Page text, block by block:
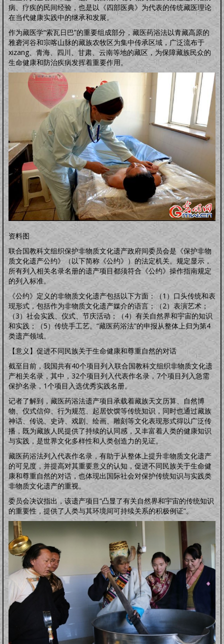
日常消毒
病、疗疾的民间经验，也是以《四部医典》为代表的传统藏医理论
在当代健康实践中的继承和发展。
作为藏医学“索瓦日巴”的重要组成部分，藏医药浴法以青藏高原的
雅砻河谷和宗喀山脉的藏族农牧区为集中传承区域，广泛流布于
xizang、青海、四川、甘肃、云南等地的藏区，为保障藏族民众的
生命健康和防治疾病发挥着重要作用。
资料图
联合国教科文组织保护非物质文化遗产政府间委员会是《保护非物
质文化遗产公约》（以下简称《公约》）的法定机关。规定显示，
所有列入相关名录名册的遗产项目都须符合《公约》操作指南规定
的列入标准。
《公约》定义的非物质文化遗产包括以下方面：（1）口头传统和表
现形式，包括作为非物质文化遗产媒介的语言；（2）表演艺术；
（3）社会实践、仪式、节庆活动；（4）有关自然界和宇宙的知识
和实践；（5）传统手工艺。“藏医药浴法”的申报从整体上归为第4
类遗产领域。
【意义】促进不同民族关于生命健康和尊重自然的对话
截至目前，我国共有40个项目列入联合国教科文组织非物质文化遗
产相关名录，其中，32个项目列入代表作名录，7个项目列入急需
保护名录，1个项目入选优秀实践名册。
记者了解到，藏医药浴法遗产项目承载着藏族天文历算、自然博
物、仪式信仰、行为规范、起居饮馔等传统知识，同时也通过藏族
神话、传说、史诗、戏剧、绘画、雕刻等文化表现形式得以广泛传
播，既为藏族人民提供了持续的认同感，又丰富着人类的健康知识
与实践，是世界文化多样性和人类创造力的见证。
藏医药浴法列入代表作名录，有助于从整体上提升非物质文化遗产
的可见度，并提高对其重要意义的认知，促进不同民族关于生命健
康和尊重自然的对话，也体现出国际社会对保护传统知识与实践类
非物质文化遗产的重视。
委员会决议指出，该遗产项目“凸显了有关自然界和宇宙的传统知识
的重要性，提供了人类与其环境间可持续关系的积极例证”。